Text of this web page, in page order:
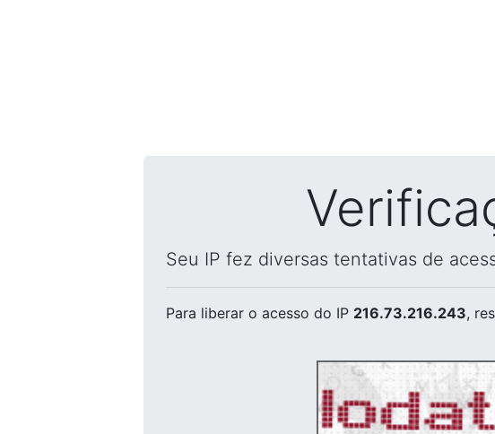
Seu IP fez diversas tentativas de
Para liberar o acesso do IP 216.73.216.243,